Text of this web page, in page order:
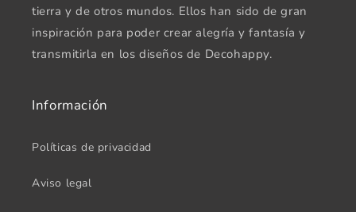
tierra y de otros mundos. Ellos han sido de gran
inspiración para poder crear alegría y fantasía y
transmitirla en los diseños de Decohappy.
Información
Políticas de privacidad
Aviso legal